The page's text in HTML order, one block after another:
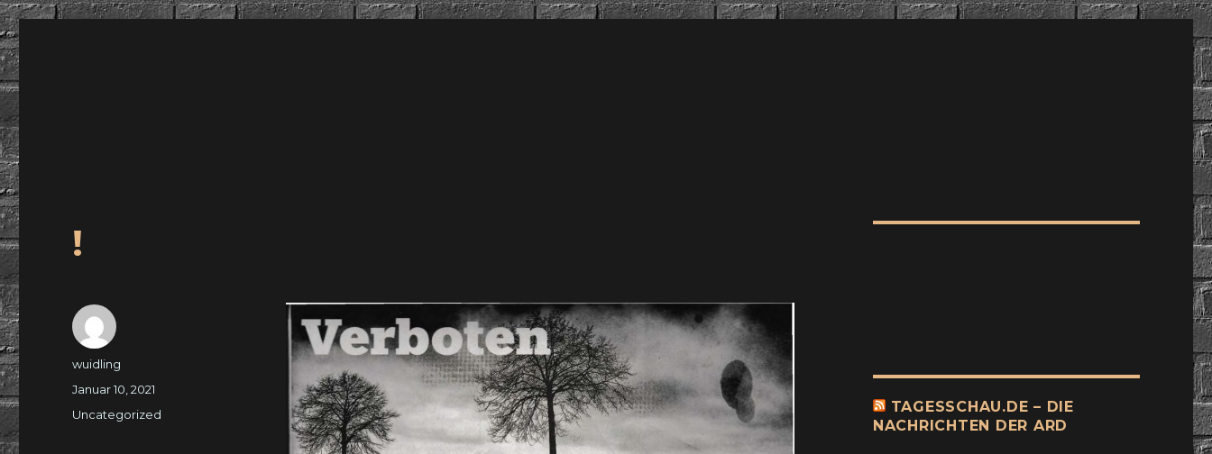
!
Autor
wuidling
Veröffentlicht
Januar 10, 2021
Kategorien
Uncategorized
TAGESSCHAU.DE – DIE
NACHRICHTEN DER ARD